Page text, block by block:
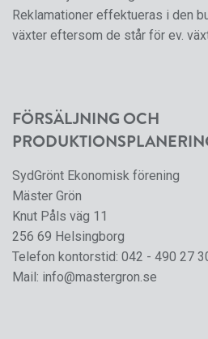
Reklamationer effektueras i den
växter eftersom de står för ev.
FÖRSÄLJNING OCH
SydGrönt Ekonomisk förening
Mäster Grön
Knut Påls väg 11
256 69 Helsingborg
Telefon kontorstid: 042 - 490 27
Mail: info@mastergron.se